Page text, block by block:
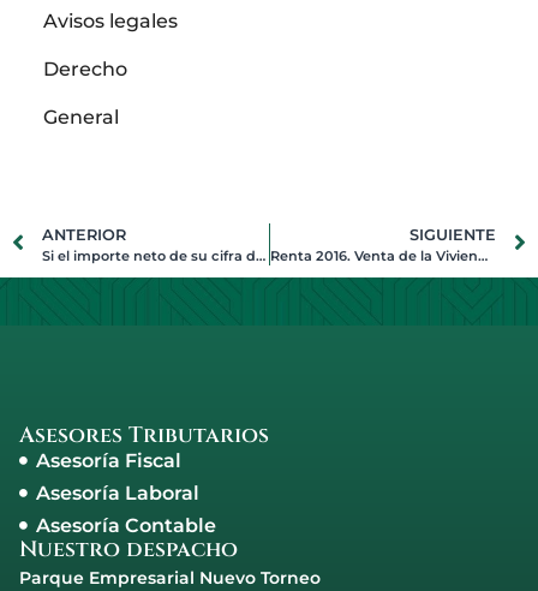
Avisos legales
Derecho
General
ANTERIOR
Si el importe neto de su cifra de negocios ha superado 1 millón de euros, tendrá que pagar el Impuesto sobre Actividades Económicas (IAE)
SIGUIENTE
Renta 2016. Venta de la Vivienda Habitual de mayores de 65 años
Asesores Tributarios
Asesoría Fiscal
Asesoría Laboral
Asesoría Contable
Nuestro despacho
Parque Empresarial Nuevo Torneo